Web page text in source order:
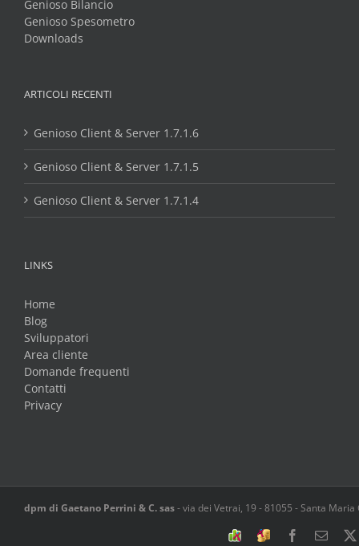
Genioso Bilancio
Genioso Spesometro
Downloads
ARTICOLI RECENTI
Genioso Client & Server 1.7.1.6
Genioso Client & Server 1.7.1.5
Genioso Client & Server 1.7.1.4
LINKS
Home
Blog
Sviluppatori
Area cliente
Domande frequenti
Contatti
Privacy
dpm di Gaetano Perrini & C. sas-via dei Vetrai, 19 -81055 -Santa Maria
SoftwareSpesometroFacebook
Email